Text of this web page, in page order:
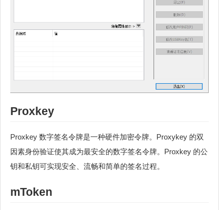
Proxkey
Proxkey 数字签名令牌是一种硬件加密令牌。Proxykey 的双
因素身份验证使其成为最安全的数字签名令牌。Proxkey 的公
钥和私钥可实现安全、流畅和简单的签名过程。
mToken